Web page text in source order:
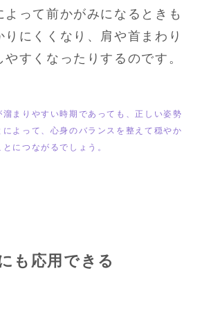
よって前かがみになるときも
りにくくなり、肩や首まわり
すくなったりするのです。
まりやすい時期であっても、正しい姿勢
よって、心身のバランスを整えて穏やか
につながるでしょう。
も応用できる